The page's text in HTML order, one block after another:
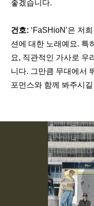
좋겠습니다.
건호: ‘FaSHioN’은 저
션에 대한 노래예요. 특
요, 직관적인 가사로 우
니다. 그만큼 무대에서
포먼스와 함께 봐주시